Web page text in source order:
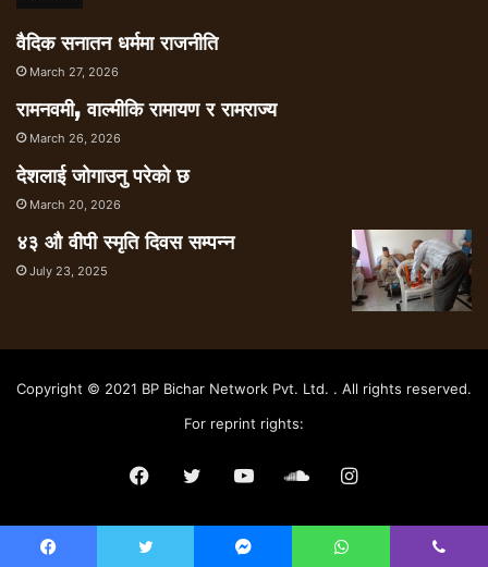
वैदिक सनातन धर्ममा राजनीति
March 27, 2026
रामनवमी, वाल्मीकि रामायण र रामराज्य
March 26, 2026
देशलाई जोगाउनु परेको छ
March 20, 2026
४३ औ वीपी स्मृति दिवस सम्पन्न
July 23, 2025
Copyright © 2021 BP Bichar Network Pvt. Ltd. . All rights reserved.
For reprint rights:
Facebook
TwitterYouTubeSoundCloud
Instagram